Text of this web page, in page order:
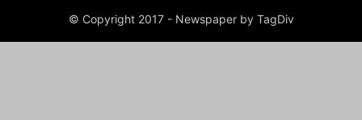
© Copyright 2017 - Newspaper by TagDiv